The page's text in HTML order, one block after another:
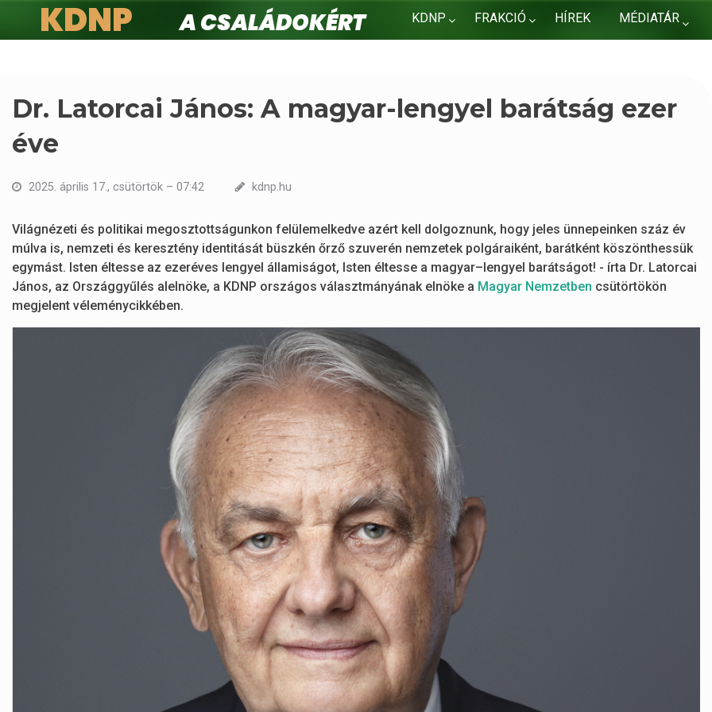
KDNP FRAKCIÓ HÍREK MÉDIATÁR
KDNP
A családokért.
Dr. Latorcai János: A magyar-lengyel barátság ezer
éve
2025. április 17., csütörtök – 07:42 kdnp.hu
Világnézeti és politikai megosztottságunkon felülemelkedve azért kell dolgoznunk, hogy jeles ünnepeinken száz év
múlva is, nemzeti és keresztény identitását büszkén őrző szuverén nemzetek polgáraiként, barátként köszönthessük
egymást. Isten éltesse az ezeréves lengyel államiságot, Isten éltesse a magyar–lengyel barátságot! - írta Dr. Latorcai
János, az Országgyűlés alelnöke, a KDNP országos választmányának elnöke a Magyar Nemzetben csütörtökön
megjelent véleménycikkében.